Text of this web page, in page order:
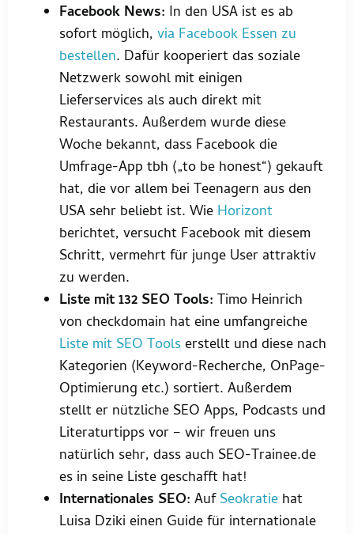
Facebook News: In den USA ist es ab
sofort möglich, via Facebook Essen zu
bestellen. Dafür kooperiert das soziale
Netzwerk sowohl mit einigen
Lieferservices als auch direkt mit
Restaurants. Außerdem wurde diese
Woche bekannt, dass Facebook die
Umfrage-App tbh („to be honest“) gekauft
hat, die vor allem bei Teenagern aus den
USA sehr beliebt ist. Wie Horizont
berichtet, versucht Facebook mit diesem
Schritt, vermehrt für junge User attraktiv
zu werden.
Liste mit 132 SEO Tools: Timo Heinrich
von checkdomain hat eine umfangreiche
Liste mit SEO Toolserstellt und diese nach
Kategorien (Keyword-Recherche, OnPage-
Optimierung etc.) sortiert. Außerdem
stellt er nützliche SEO Apps, Podcasts und
Literaturtipps vor – wir freuen uns
natürlich sehr, dass auch SEO-Trainee.de
es in seine Liste geschafft hat!
Internationales SEO: AufSeokratie hat
Luisa Dziki einen Guide für internationale